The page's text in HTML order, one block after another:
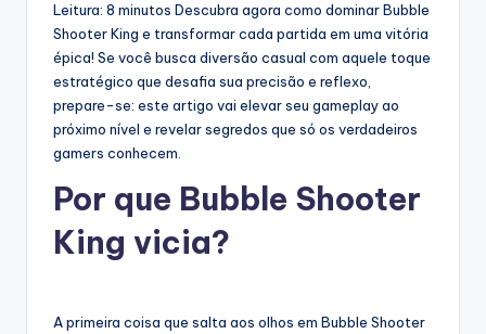
Leitura: 8 minutos Descubra agora como dominar Bubble
Shooter King e transformar cada partida em uma vitória
épica! Se você busca diversão casual com aquele toque
estratégico que desafia sua precisão e reflexo,
prepare-se: este artigo vai elevar seu gameplay ao
próximo nível e revelar segredos que só os verdadeiros
gamers conhecem.
Por que Bubble Shooter
King vicia?
A primeira coisa que salta aos olhos em Bubble Shooter